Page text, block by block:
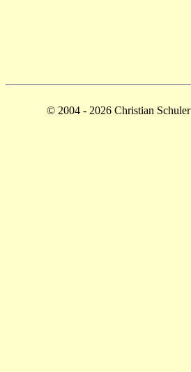
© 2004 - 2026 Christian Schuler